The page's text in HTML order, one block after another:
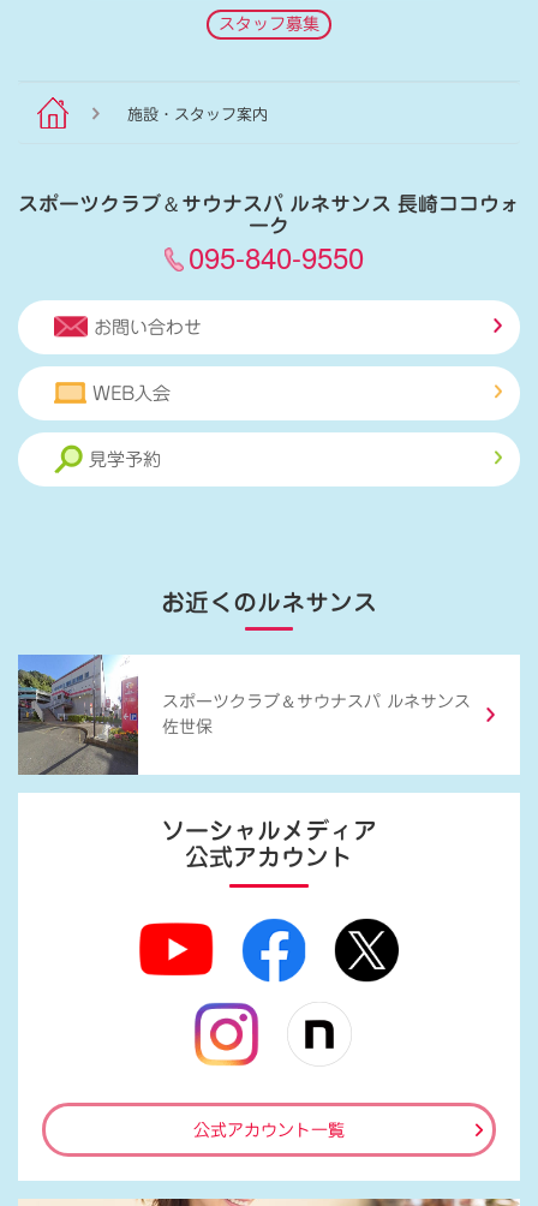
スタッフ募集
施設・スタッフ案内
スポーツクラブ＆サウナスパ ルネサンス 長崎ココウォ
ーク
095-840-9550
お問い合わせ
WEB入会
見学予約
お近くのルネサンス
スポーツクラブ ＆ サウナスパ ルネサンス
佐世保
ソーシャルメディア
公式アカウント
公式アカウント一覧